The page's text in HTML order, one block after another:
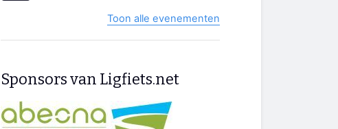
Toon alle evenementen
Sponsors van Ligfiets.net